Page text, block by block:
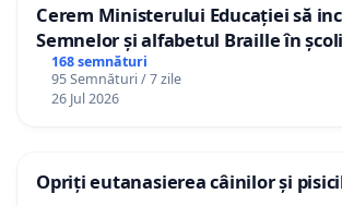
Cine doreste transformarea
cercetatori stiintifici, in prezenta unor
sa "matematicizeze" pana si depresia
dintre profesor si student obliga la
Cerem Ministerului Educației să
Semnelor și alfabetul Braille în
Republica Moldova!
168 semnături
95 Semnături / 7 zile
26 Jul 2026
Opriți eutanasierea câinilor și